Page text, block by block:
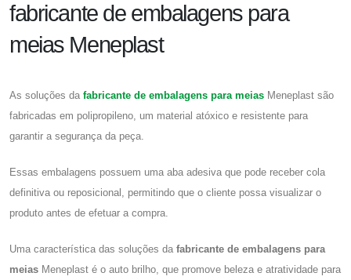
fabricante de embalagens para
meias Meneplast
As soluções da fabricante de embalagens para meias Meneplast são
fabricadas em polipropileno, um material atóxico e resistente para
garantir a segurança da peça.
Essas embalagens possuem uma aba adesiva que pode receber cola
definitiva ou reposicional, permitindo que o cliente possa visualizar o
produto antes de efetuar a compra.
Uma característica das soluções da fabricante de embalagens para
meias Meneplast é o auto brilho, que promove beleza e atratividade para